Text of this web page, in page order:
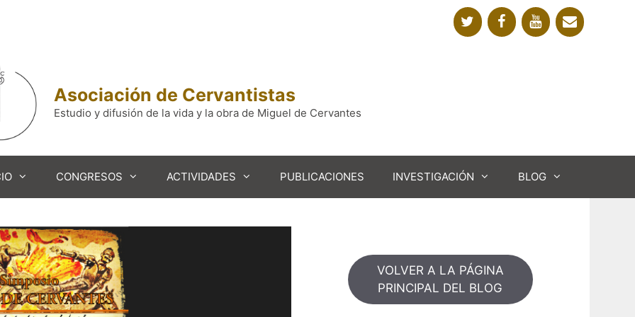
Asociación de Cervantistas
Estudio y difusión de la vida y la obra de Miguel de Cervantes
CONGRESOS ACTIVIDADES PUBLICACIONES INVESTIGACIÓN BLOG
VOLVER A LA PÁGINA
PRINCIPAL DEL BLOG